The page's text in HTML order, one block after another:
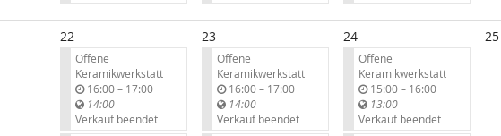
22
Offene
Keramikwerkstatt
16:00–b
s
17:00
14:00
Verkauf beendet
23
Offene
Keramikwerkstatt
16:00–b
s
17:00
14:00
Verkauf beendet
24
Offene
Keramikwerkstatt
15:00–b
s
16:00
13:00
Verkauf beendet
25